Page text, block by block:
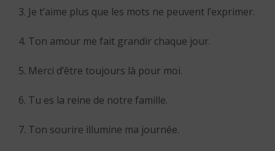
3. Je t’aime plus que les mots ne peuvent l’exprimer.
4. Ton amour me fait grandir chaque jour.
5. Merci d’être toujours là pour moi.
6. Tu es la reine de notre famille.
7. Ton sourire illumine ma journée.